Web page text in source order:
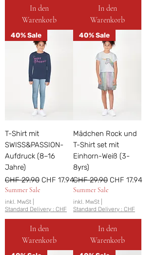
In den
Warenkorb
In den
Warenkorb
40% Sale
T-Shirt mit
SWISS&PASSION-
Aufdruck (8–16
Jahre)
Standardpreis
CHF 29.90 Sale-Preis
CHF 17.94
Summer Sale
inkl. MwSt
Standard Delivery : CHF
In den
Warenkorb
40% Sale
Mädchen Rock und
T-Shirt set mit
Einhorn-Weiß (3-
8yrs)
Standardpreis
CHF 29.90 Sale-Preis
CHF 17.94
Summer Sale
inkl. MwSt
Standard Delivery : CHF
In den
Warenkorb